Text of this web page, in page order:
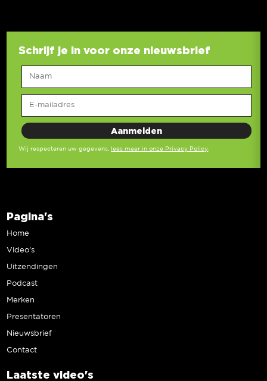
Schrijf je in voor onze nieuwsbrief
Wij respecteren uw gegevens, lees meer in onze Privacy Policy
Pagina's
Home
Video’s
Uitzendingen
Podcast
Merken
Presentatoren
Nieuwsbrief
Contact
Laatste video's